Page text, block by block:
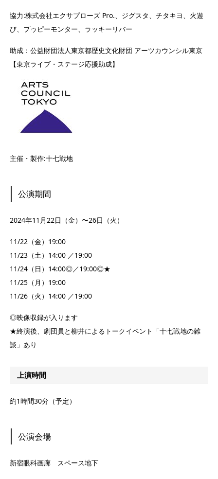
協力:株式会社エクサプローズ Pro.、ジグスタ、チタキヨ、火遊
び、プゥピーモンター、ラッキーリバー
助成：公益財団法人東京都歴史文化財団 アーツカウンシル東京
【東京ライブ・ステージ応援助成】
主催・製作:十七戦地
公演期間
2024年11月22日（金）〜26日（火）
11/22（金）19:00
11/23（土）14:00 ／19:00
11/24（日）14:00◎／19:00◎★
11/25（月）19:00
11/26（火）14:00 ／19:00
◎映像収録が入ります
★終演後、劇団員と柳井によるトークイベント「十七戦地の雑
談」あり
上演時間
約1時間30分（予定）
公演会場
新宿眼科画廊 スペース地下